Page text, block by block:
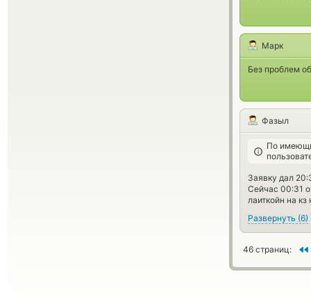
Марк
Без проблем
Фазыл
По
Заявку дал
Сейчас 00:31
лаиткойн на кз
Развернуть (6)
46 страниц: